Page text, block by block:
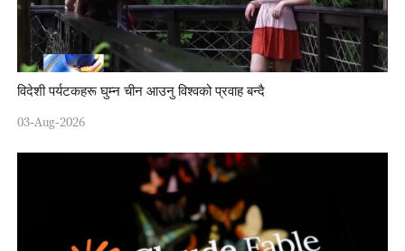
विदेशी पर्यटकहरू घुम्न चीन आउनु विश्वको प्रवाह बन्दै
03-Aug-2026